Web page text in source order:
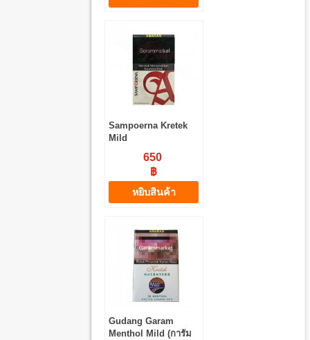
Sampoerna Kretek
Mild
650
฿
หยิบสินค้า
Gudang Garam
Menthol Mild (การัม